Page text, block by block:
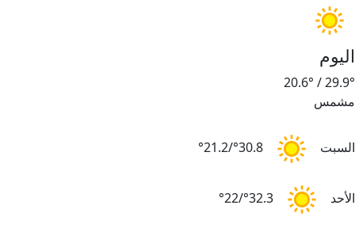
/
20.6°
30.8°/21.2°
32.3°/22°